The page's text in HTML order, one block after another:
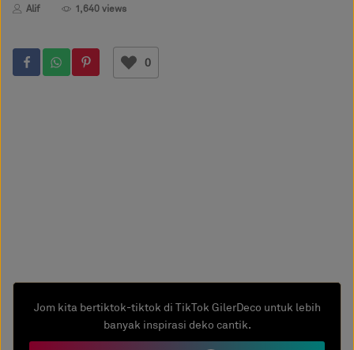
Alif 1,640 views
0
Jom kita bertiktok-tiktok di TikTok GilerDeco untuk lebih
banyak inspirasi deko cantik.